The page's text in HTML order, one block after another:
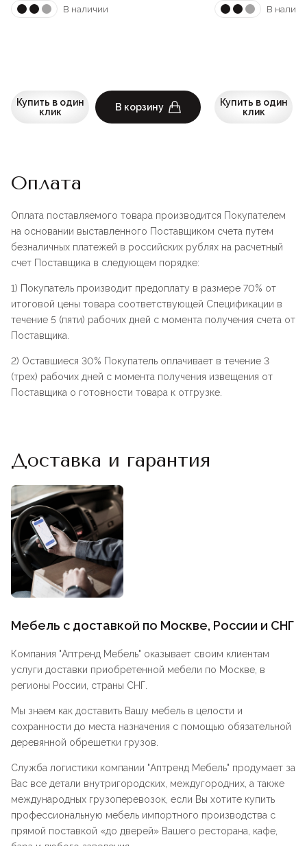
В наличии
Купить в один
клик
В корзину
В
Купить в один
клик
Оплата
Оплата поставляемого товара производится Покупателем
на основании выставленного Поставщиком счета путем
безналичных платежей в российских рублях на расчетный
счет Поставщика в следующем порядке:
1) Покупатель производит предоплату в размере 70% от
итоговой цены товара соответствующей Спецификации в
течение 5 (пяти) рабочих дней с момента получения счета от
Поставщика.
2) Оставшиеся 30% Покупатель оплачивает в течение 3
(трех) рабочих дней с момента получения извещения от
Поставщика о готовности товара к отгрузке.
Доставка и гарантия
Мебель с доставкой по Москве, России и СНГ
Компания "Аптренд Мебель" оказывает своим клиентам
услуги доставки приобретенной мебели по Москве, в
регионы России, страны СНГ.
Мы знаем как доставить Вашу мебель в целости и
сохранности до места назначения с помощью обязательной
деревянной обрешетки грузов.
Служба логистики компании "Аптренд Мебель" продумает за
Вас все детали внутригородских, междугородних, а также
международных грузоперевозок, если Вы хотите купить
профессиональную мебель импортного производства с
прямой поставкой «до дверей» Вашего ресторана, кафе,